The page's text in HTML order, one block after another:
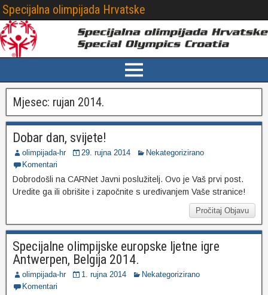
Specijalna olimpijada Hrvatske
Mjesec: rujan 2014.
Dobar dan, svijete!
olimpijada-hr 29. rujna 2014
Nekategorizirano
Komentari
Dobrodošli na CARNet Javni poslužitelj. Ovo je Vaš prvi post.
Uredite ga ili obrišite i započnite s uređivanjem Vaše stranice!
Pročitaj Objavu
Specijalne olimpijske europske ljetne igre
Antwerpen, Belgija 2014.
olimpijada-hr 1. rujna 2014
Nekategorizirano
Komentari